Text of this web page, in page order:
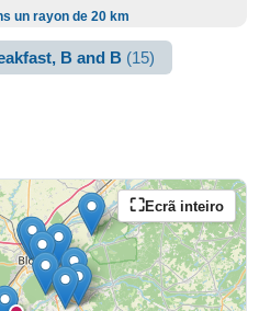
un rayon de 20 km
B and B (15)
Ecrã inteiro